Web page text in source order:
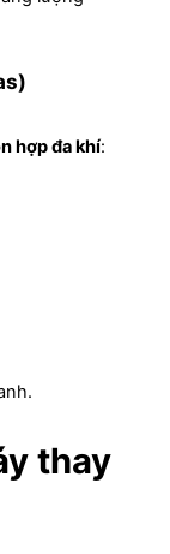
hợp đa khí:
thay